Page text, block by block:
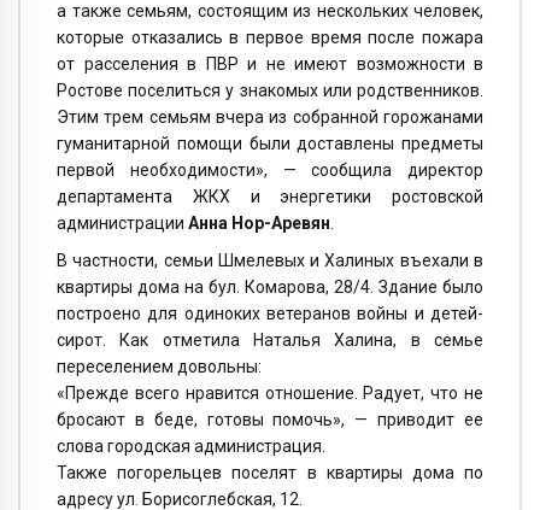
а также семьям, состоящим из нескольких человек,
которые отказались в первое время после пожара
от расселения в ПВР и не имеют возможности в
Ростове поселиться у знакомых или родственников.
Этим трем семьям вчера из собранной горожанами
гуманитарной помощи были доставлены предметы
первой необходимости», — сообщила директор
департамента ЖКХ и энергетики ростовской
администрации Анна Нор-Аревян
В частности, семьи Шмелевых и Халиных въехали в
квартиры дома на бул. Комарова, 28/4. Здание было
построено для одиноких ветеранов войны и детей-
сирот. Как отметила Наталья Халина, в семье
переселением довольны:
«Прежде всего нравится отношение. Радует, что не
бросают в беде, готовы помочь», — приводит ее
слова городская администрация.
Также погорельцев поселят в квартиры дома по
адресу ул. Борисоглебская, 12.